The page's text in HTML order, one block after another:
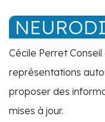
Cécile Perret
représentations
proposer des
mises à jour.